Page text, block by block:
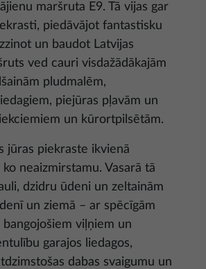
maršruta E9. Tā vijas gar
piedāvājot fantastisku
un baudot Latvijas
ved cauri visdažādākajām
pludmalēm,
piejūras pļavām un
un kūrortpilsētām.
jūras piekraste ikvienā
ko neaizmirstamu. Vasarā tā
dzidru ūdeni un zeltainām
un ziemā – ar spēcīgām
bangojošiem viļņiem un
garajos liedagos,
dabas svaigumu un